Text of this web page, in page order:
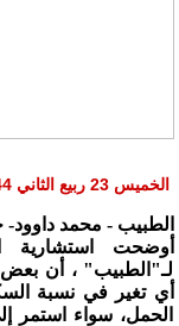
الطبيب - محمد داوود-
أوضحت استشارية
لـ"الطبيب" ، أن
أي تغير في نسبة
الحمل، سواء استمر